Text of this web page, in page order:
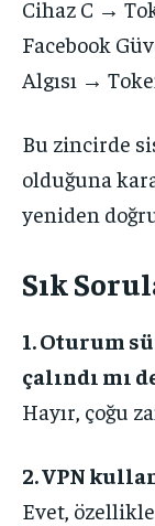
Cihaz C →
Facebook
Algısı →
Bu zincirde
olduğuna
yeniden
Sık
1. Oturum
çalındı mı
Hayır, çoğu
2. VPN
Evet,